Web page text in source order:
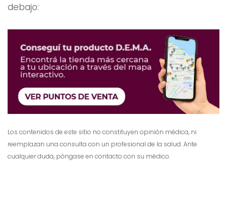
debajo:
Los contenidos de este sitio no constituyen opinión médica, ni
reemplazan una consulta con un profesional de la salud. Ante
cualquier duda, póngase en contacto con su médico.